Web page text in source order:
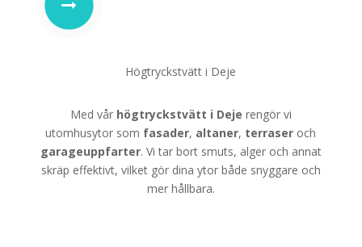
Högtryckstvätt i Deje
Med vår högtryckstvätt i Deje rengör vi
utomhusytor som fasader, altaner, terraser och
garageuppfarter. Vi tar bort smuts, alger och annat
skräp effektivt, vilket gör dina ytor både snyggare och
mer hållbara.